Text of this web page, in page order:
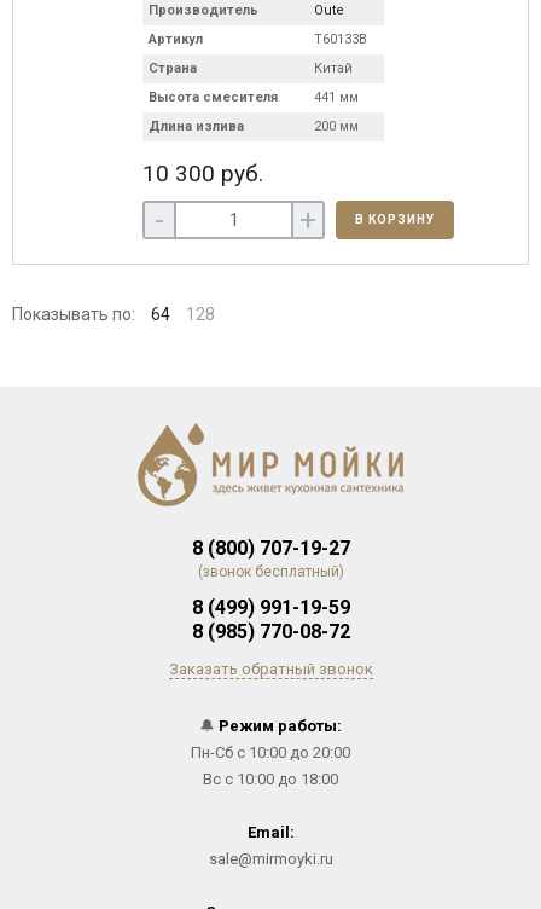
Производитель
Oute
Артикул
T60133B
Страна
Китай
Высота смесителя
441 мм
Длина излива
200 мм
10 300 руб.
- + В КОРЗИНУ
Показывать по: 64 128
8 (800) 707-19-27
(звонок бесплатный)
8 (499) 991-19-59
8 (985) 770-08-72
Заказать обратный звонок
🔔 Режим работы:
Пн-Сб с 10:00 до 20:00
Вс с 10:00 до 18:00
Email:
sale@mirmoyki.ru